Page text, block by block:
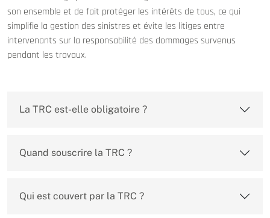
son ensemble et de fait protéger les intérêts de tous, ce qui
simplifie la gestion des sinistres et évite les litiges entre
intervenants sur la responsabilité des dommages survenus
pendant les travaux.
La TRC est-elle obligatoire ?
Quand souscrire la TRC ?
Qui est couvert par la TRC ?